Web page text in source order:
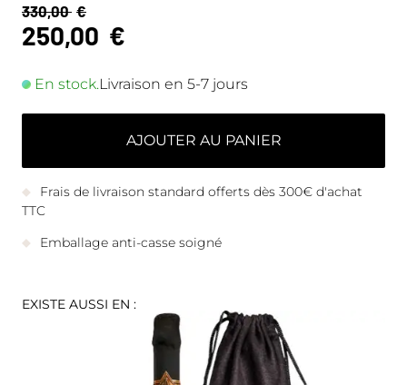
330,00 €
250,00 €
En stock.Livraison en 5-7 jours
AJOUTER AU PANIER
Frais de livraison standard offerts dès 300€ d'achat
TTC
Emballage anti-casse soigné
EXISTE AUSSI EN :